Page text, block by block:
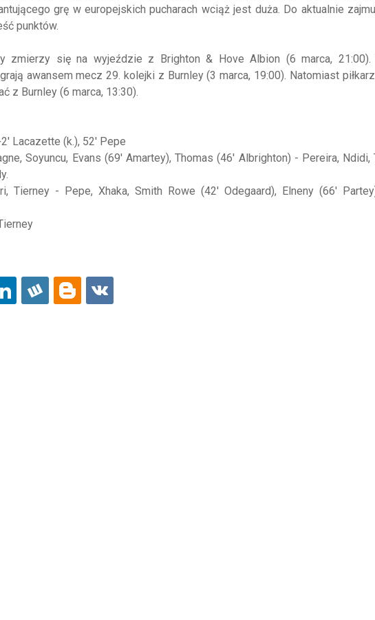
grę w europejskich pucharach wciąż jest duża. Do aktualnie
punktów.
zmierzy się na wyjeździe z Brighton & Hove Albion (6 marca, 21:00).
awansem mecz 29. kolejki z Burnley (3 marca, 19:00). Natomiast
z Burnley (6 marca, 13:30).
Lacazette (k.), 52' Pepe
Soyuncu, Evans (69' Amartey), Thomas (46' Albrighton) - Pereira, Ndidi,
Tierney - Pepe, Xhaka, Smith Rowe (42' Odegaard), Elneny (66'